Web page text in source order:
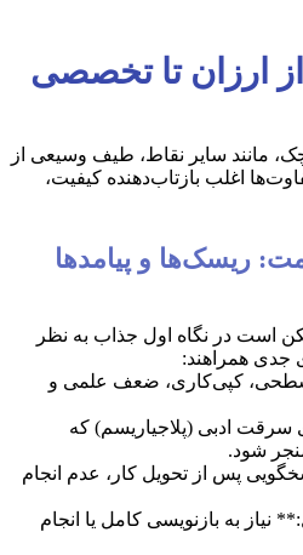
ارزان تا تخصصی
مانند سایر نقاط، طیف وسیعی از
اغلب بازتاب‌دهنده کیفیت،
ریسک‌ها و پیامدها
است در نگاه اول جذاب به نظر
جدی همراهند:
کپی‌کاری، ضعف علمی و
ادبی (پلاجیاریسم) که
شود.
پس از تحویل کار، عدم انجام
به بازنویسی کامل یا انجام